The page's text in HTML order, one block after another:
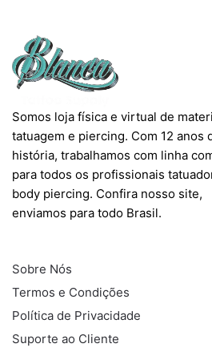
Somos loja física e virtual de
tatuagem e piercing. Com 12 anos
história, trabalhamos com linha
para todos os profissionais
body piercing. Confira nosso site,
enviamos para todo Brasil.
Sobre Nós
Termos e Condições
Política de Privacidade
Suporte ao Cliente